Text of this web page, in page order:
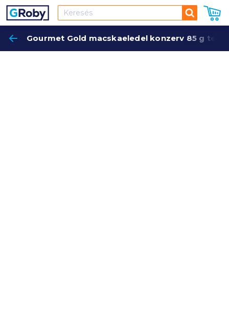
Keresés
Gourmet Gold macskaeledel konzerv 85 g